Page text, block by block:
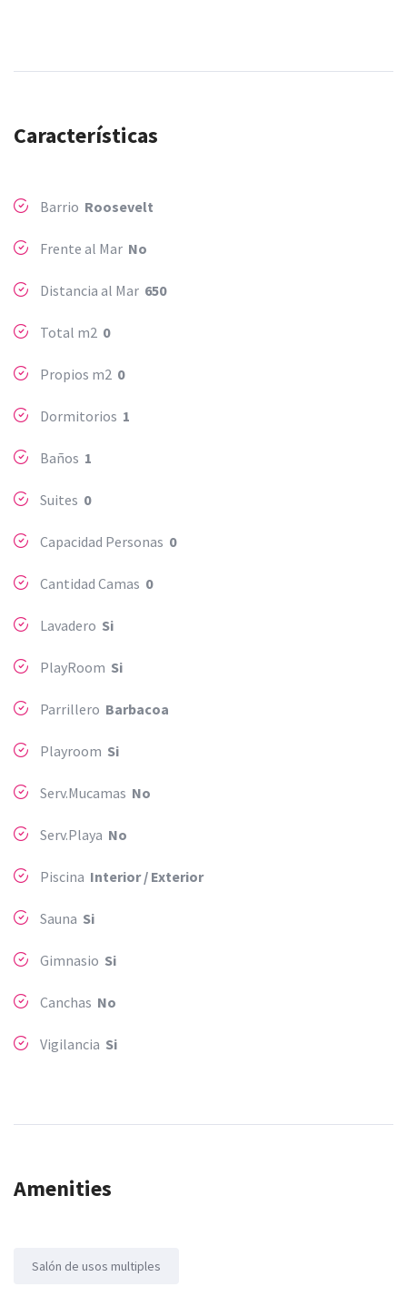
Características
Barrio Roosevelt
Frente al Mar No
Distancia al Mar 650
Total m2 0
Propios m2 0
Dormitorios 1
Baños 1
Suites 0
Capacidad Personas 0
Cantidad Camas 0
Lavadero Si
PlayRoom Si
Parrillero Barbacoa
Playroom Si
Serv.Mucamas No
Serv.Playa No
Piscina Interior / Exterior
Sauna Si
Gimnasio Si
Canchas No
Vigilancia Si
Amenities
Salón de usos multiples